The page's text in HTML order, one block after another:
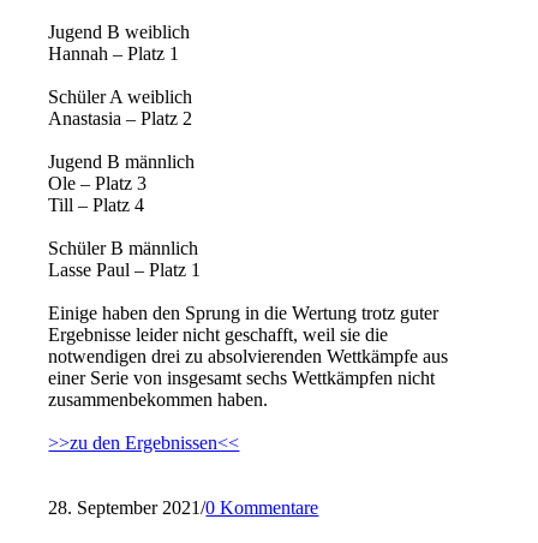
Jugend B weiblich
Hannah – Platz 1
Schüler A weiblich
Anastasia – Platz 2
Jugend B männlich
Ole – Platz 3
Till – Platz 4
Schüler B männlich
Lasse Paul – Platz 1
Einige haben den Sprung in die Wertung trotz guter
Ergebnisse leider nicht geschafft, weil sie die
notwendigen drei zu absolvierenden Wettkämpfe aus
einer Serie von insgesamt sechs Wettkämpfen nicht
zusammenbekommen haben.
>>zu den Ergebnissen<<
28. September 2021/0 Kommentare